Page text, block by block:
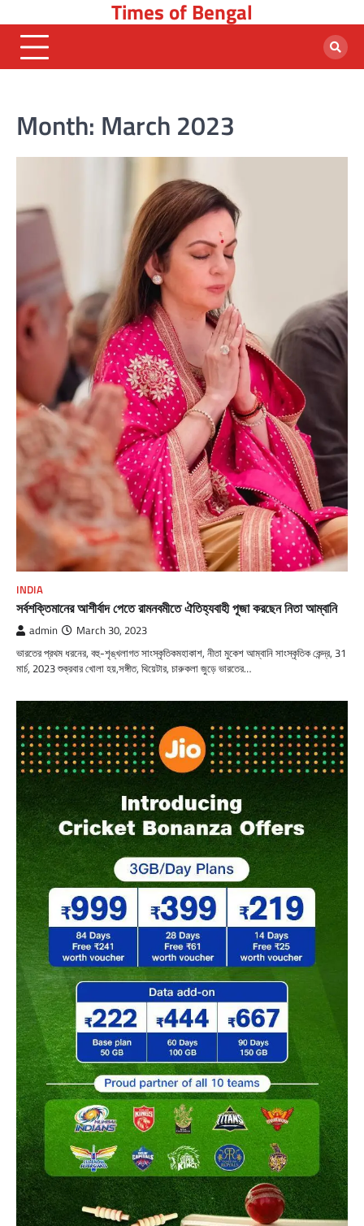
to
content
Times of Bengal
Month: March 2023
INDIA
সর্বশক্তিমানের আশীর্বাদ পেতে রামনবমীতে ঐতিহ্যবাহী পূজা করছেন নিতা আম্বানি
admin March 30, 2023
ভারতের প্রথম ধরনের, বহু-শৃঙ্খলাগত সাংস্কৃতিকমহাকাশ, নীতা মুকেশ আম্বানি সাংস্কৃতিক কেন্দ্র, 31
মার্চ, 2023 শুক্রবার খোলা হয়,সঙ্গীত, থিয়েটার, চারুকলা জুড়ে ভারতের…